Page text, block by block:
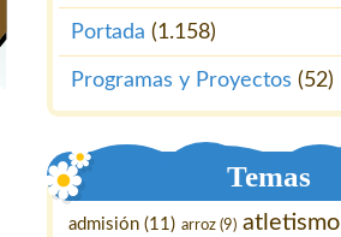
Portada (1.158)
Programas y Proyectos (52)
Temas
admisión (11) arroz (9) atletismo